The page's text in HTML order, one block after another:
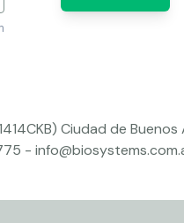
Ciudad de
-